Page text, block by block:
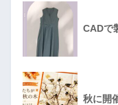
CADで
秋に開